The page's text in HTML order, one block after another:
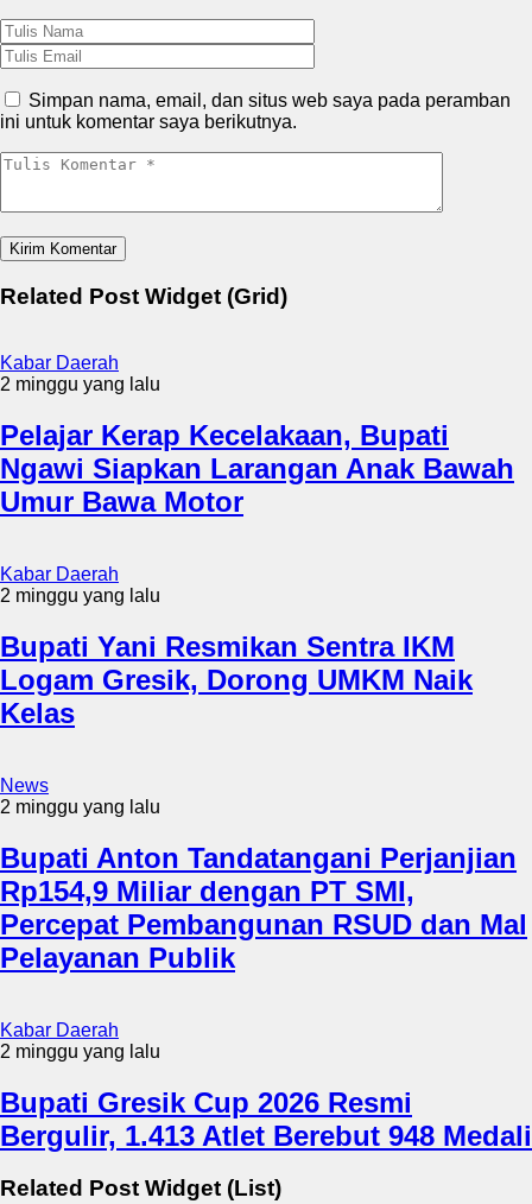
Simpan nama, email, dan situs web saya pada peramban
ini untuk komentar saya berikutnya.
Related Post Widget (Grid)
Kabar Daerah
2 minggu yang lalu
Pelajar Kerap Kecelakaan, Bupati
Ngawi Siapkan Larangan Anak Bawah
Umur Bawa Motor
Kabar Daerah
2 minggu yang lalu
Bupati Yani Resmikan Sentra IKM
Logam Gresik, Dorong UMKM Naik
Kelas
News
2 minggu yang lalu
Bupati Anton Tandatangani Perjanjian
Rp154,9 Miliar dengan PT SMI,
Percepat Pembangunan RSUD dan Mal
Pelayanan Publik
Kabar Daerah
2 minggu yang lalu
Bupati Gresik Cup 2026 Resmi
Bergulir, 1.413 Atlet Berebut 948 Medali
Related Post Widget (List)